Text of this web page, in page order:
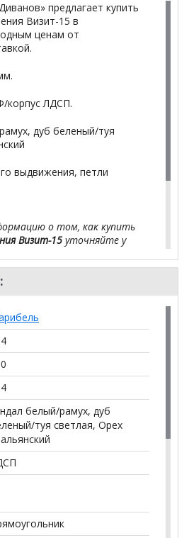
предлагает купить
Визит-15 в
ценам от
корпус ЛДСП.
дуб беленый/туя
выдвижения, петли
о том, как купить
Визит-15 уточняйте у
сайте
для интернет-магазинаи
в розничных магазинах-
белый/рамух, дуб
туя светлая, Орех